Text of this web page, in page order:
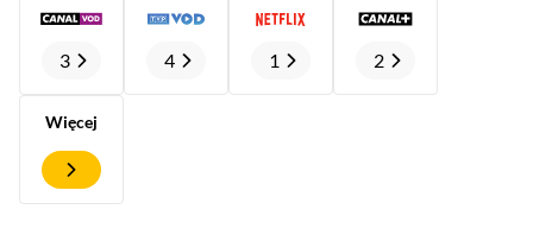
3 4 1 2
Więcej